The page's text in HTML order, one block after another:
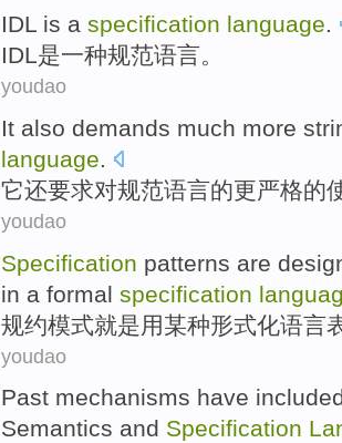
IDL is a specification language.
IDL是一种规范语言。
youdao
It also demands much more
language.
它还要求对规范语言的更严格的
youdao
Specification patterns are
in a formal specification
规约模式就是用某种形式化语言
youdao
Past mechanisms have
Semantics and Specification